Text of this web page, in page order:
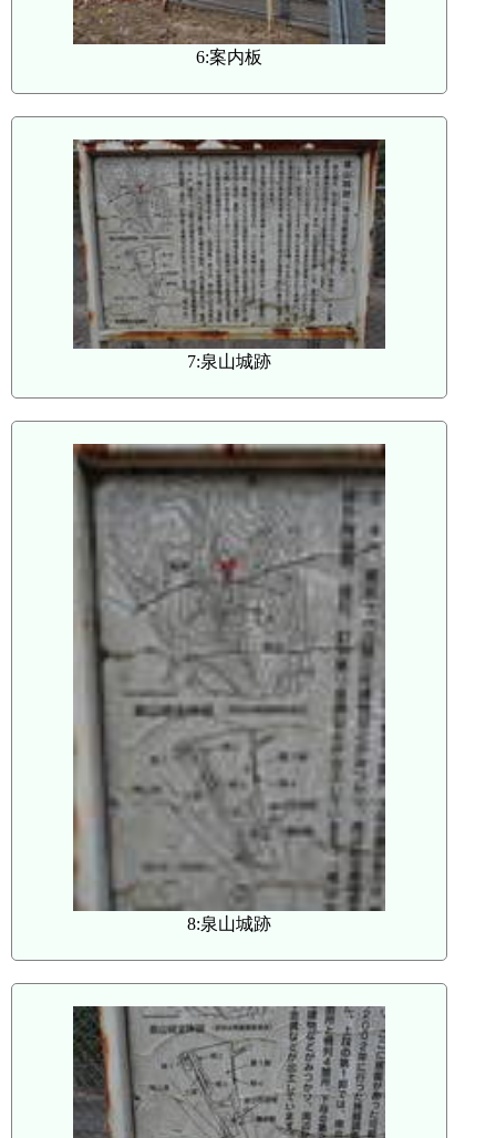
6:案内板
7:泉山城跡
8:泉山城跡